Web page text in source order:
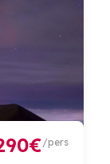
/pers